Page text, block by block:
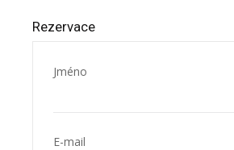
Rezervace
Jméno
E-mail